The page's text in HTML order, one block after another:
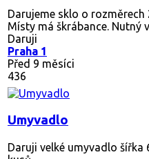
Darujeme sklo o rozměrech
Místy má škrábance. Nutný
Daruji
Praha 1
Před 9 měsíci
436
Umyvadlo
Daruji velké umyvadlo šířka